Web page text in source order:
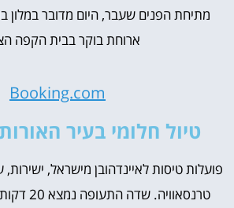
מתיחת הפנים שעבר, היום מדובר במלון
ארוחת בוקר בבית הקפה
Booking.com
טיול חלומי בעיר
פועלות טיסות לאיינדהובן מישראל,